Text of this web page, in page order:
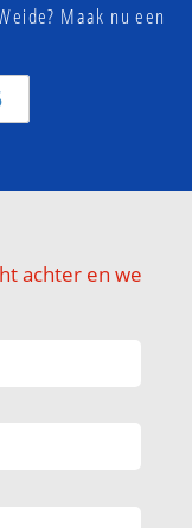
Maak nu een
achter en we